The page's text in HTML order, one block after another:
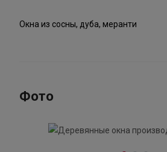
Окна из сосны, дуба, меранти
Фото